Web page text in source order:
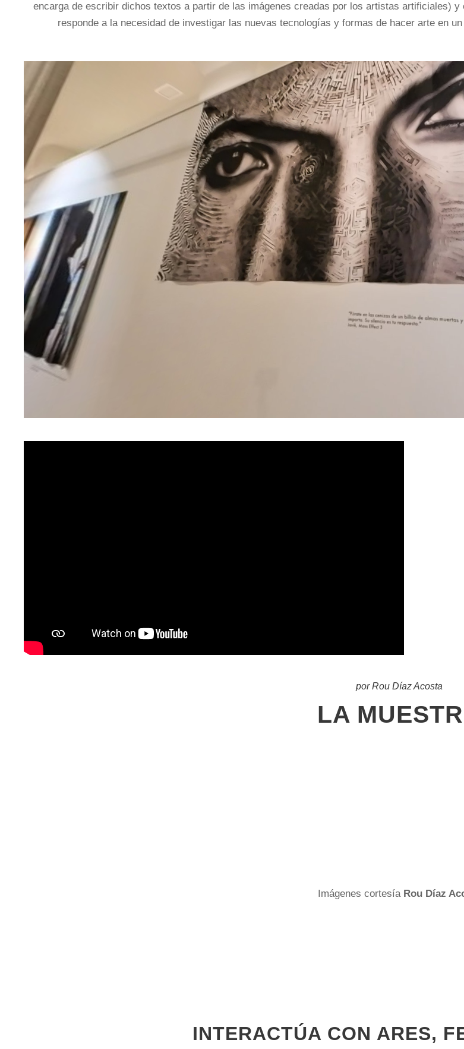
encarga de escribir dichos textos a partir de las imágenes creadas por los artistas artificiales)
responde a la necesidad de investigar las nuevas tecnologías y formas de hacer arte en
por Rou Díaz Acosta
LA
Imágenes cortesía Rou Díaz
INTERACTÚA CON ARES,